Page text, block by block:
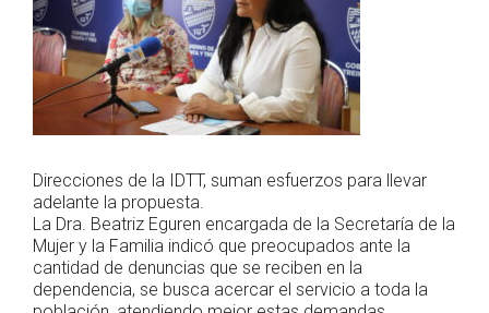
Direcciones de la IDTT, suman esfuerzos para llevar
adelante la propuesta.
La Dra. Beatriz Eguren encargada de la Secretaría de la
Mujer y la Familia indicó que preocupados ante la
cantidad de denuncias que se reciben en la
dependencia, se busca acercar el servicio a toda la